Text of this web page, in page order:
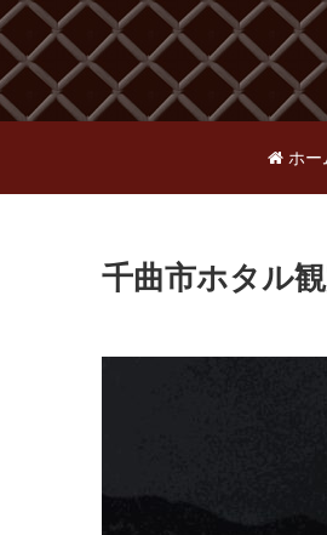
ホー
千曲市ホタル